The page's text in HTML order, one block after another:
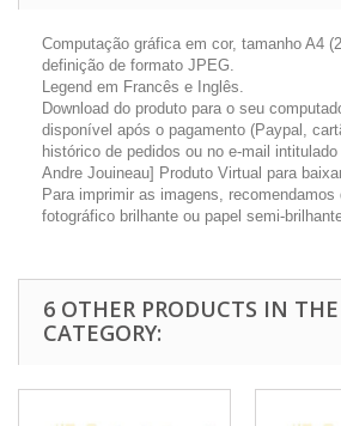
Computação gráfica em cor, tamanho A4
definição de formato JPEG.
Legend em Francês e Inglês.
Download do produto para o seu
disponível após o pagamento (Paypal,
histórico de pedidos ou no e-mail
Andre Jouineau] Produto Virtual para
Para imprimir as imagens,
fotográfico brilhante ou papel semi-
6 OTHER PRODUCTS IN
CATEGORY: